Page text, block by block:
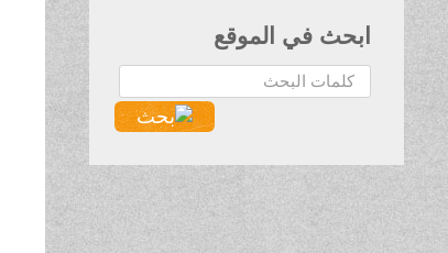
ابحث في الموقع
البحث...